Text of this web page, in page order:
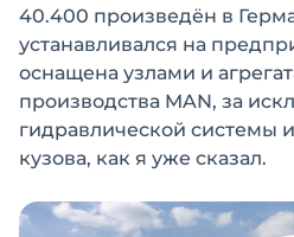
40.400 произведён в
устанавливался на
оснащена узлами и
производства MAN, за
гидравлической системы
кузова, как я уже сказал.